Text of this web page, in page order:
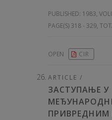
PUBLISHED: 1983,
PAGE(S) 318 - 329,
OPEN CIR
ARTICLE /
ЗАСТУПАЊЕ У